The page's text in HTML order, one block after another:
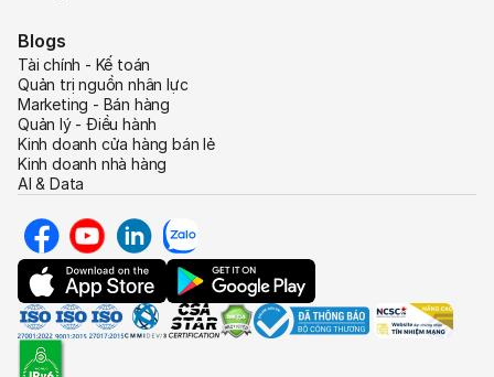
Blogs
Tài chính - Kế toán
Quản trị nguồn nhân lực
Marketing - Bán hàng
Quản lý - Điều hành
Kinh doanh cửa hàng bán lẻ
Kinh doanh nhà hàng
AI & Data